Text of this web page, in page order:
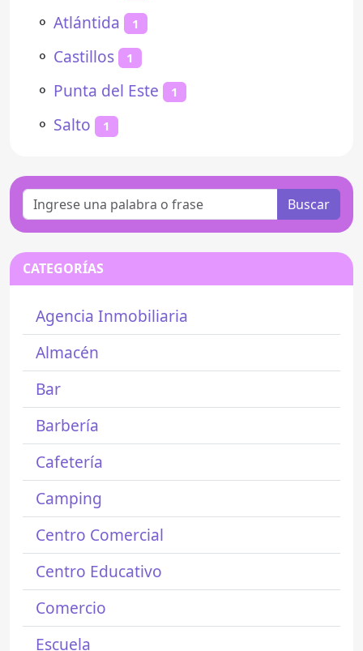
⚬ Atlántida 1
⚬ Castillos 1
⚬ Punta del Este 1
⚬ Salto 1
Buscar
CATEGORÍAS
Agencia Inmobiliaria
Almacén
Bar
Barbería
Cafetería
Camping
Centro Comercial
Centro Educativo
Comercio
Escuela